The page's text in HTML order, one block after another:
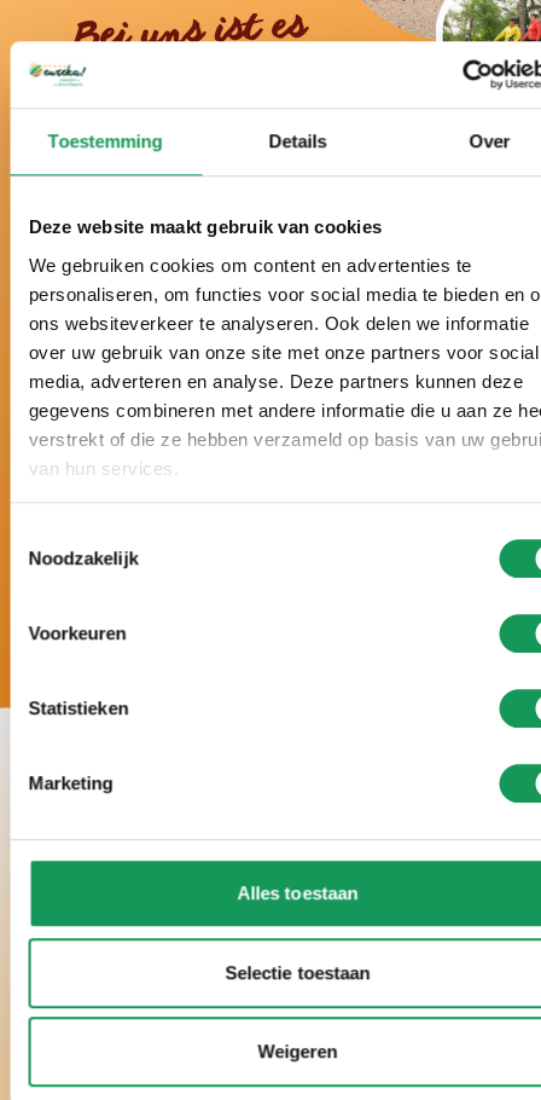
Toestemming Details Over
Deze website maakt gebruik van cookies
We gebruiken cookies om content en advertenties te
personaliseren, om functies voor social media te bieden en
ons websiteverkeer te analyseren. Ook delen we informatie
over uw gebruik van onze site met onze partners voor social
media, adverteren en analyse. Deze partners kunnen deze
gegevens combineren met andere informatie die u aan ze
verstrekt of die ze hebben verzameld op basis van uw
van hun services.
Noodzakelijk
Voorkeuren
Statistieken
Marketing
Alles toestaan
Selectie toestaan
Weigeren
Bei uns ist es
wirklich Urlaub!
Seit vielen Jahren zum besten Ferienpark der
Niederlande gewählt.
Schon sechsmal hintereinander mit einem Zoover
Award gekrönt und mit 9,8 von 10 Punkten
bewertet.
Urlaub nach Maß, mitpersönlicher
Aufmerksamkeit und ganz auf Ihre Wünsche
abgestimmt.
5- Sterne-Luxus. Große Häuser, moderne